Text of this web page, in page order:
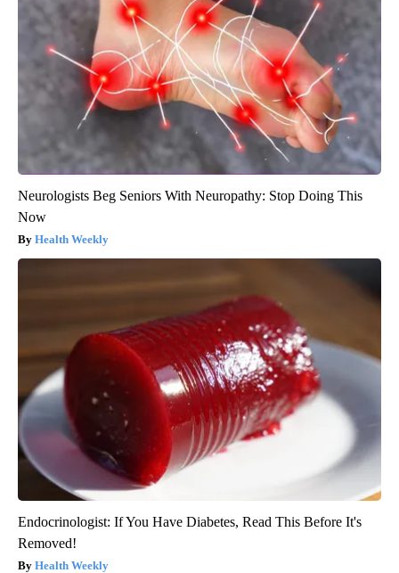
Neurologists Beg Seniors With Neuropathy: Stop Doing This
Now
Health Weekly
Endocrinologist: If You Have Diabetes, Read This Before It's
Removed!
Health Weekly